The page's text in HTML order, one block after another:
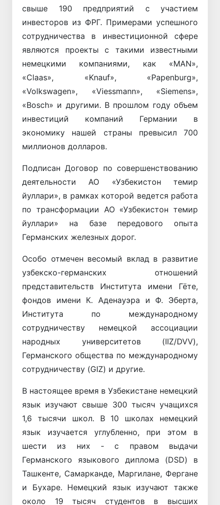
свыше 190 предприятий с участием
инвесторов из ФРГ. Примерами успешного
сотрудничества в инвестиционной сфере
являются проекты с такими известными
немецкими компаниями, как «MAN»,
«Claas», «Knauf», «Papenburg»,
«Volkswagen», «Viessmann», «Siemens»,
«Bosch» и другими. В прошлом году объем
инвестиций компаний Германии в
экономику нашей страны превысил 700
миллионов долларов.
Подписан Договор по совершенствованию
деятельности АО «Узбекистон темир
йуллари», в рамках которой ведется работа
по трансформации АО «Узбекистон темир
йуллари» на базе передового опыта
Германских железных дорог.
Особо отмечен весомый вклад в развитие
узбекско-германских отношений
представительств Института имени Гёте,
фондов имени К. Аденауэра и Ф. Эберта,
Института по международному
сотрудничеству немецкой ассоциации
народных университетов (IIZ/DVV),
Германского общества по международному
сотрудничеству (GIZ) и другие.
В настоящее время в Узбекистане немецкий
язык изучают свыше 300 тысяч учащихся
1,6 тысячи школ. В 10 школах немецкий
язык изучается углубленно, при этом в
шести из них - с правом выдачи
Германского языкового диплома (DSD) в
Ташкенте, Самарканде, Маргилане, Фергане
и Бухаре. Немецкий язык изучают также
около 19 тысяч студентов в высших